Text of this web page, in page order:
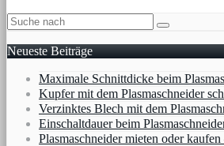
Neueste Beiträge
Maximale Schnittdicke beim
Kupfer mit dem Plasmaschneider
Verzinktes Blech mit dem
Einschaltdauer beim
Plasmaschneider mieten oder